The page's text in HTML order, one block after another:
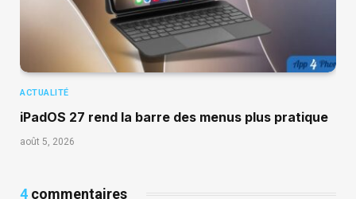
ACTUALITÉ
iPadOS 27 rend la barre des menus plus pratique
août 5, 2026
4 commentaires